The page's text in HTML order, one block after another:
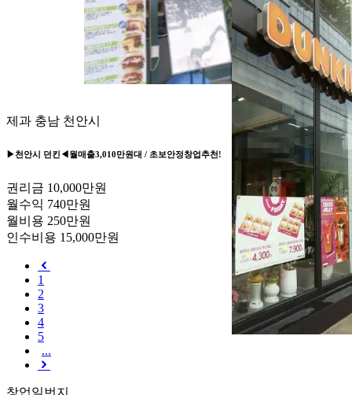
제과 충남 천안시
▶천안시 던킨◀월매출3,010만원대 / 초보안정창업추천!
권리금 10,000만원
월수익 740만원
월비용 250만원
인수비용 15,000만원
1
2
3
4
5
...
창업일번지